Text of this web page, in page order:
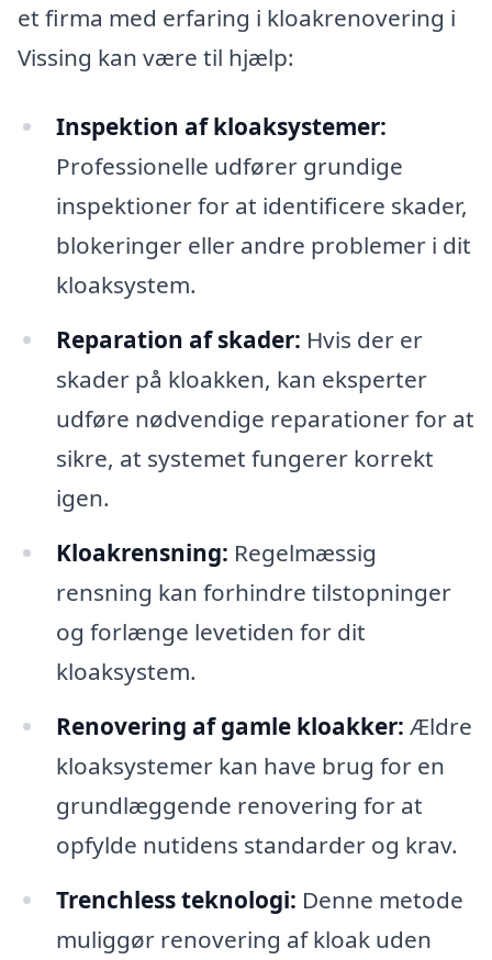
et firma med erfaring i kloakrenovering i
Vissing kan være til hjælp:
Inspektion af kloaksystemer:
Professionelle udfører grundige
inspektioner for at identificere skader,
blokeringer eller andre problemer i dit
kloaksystem.
Reparation af skader: Hvis der er
skader på kloakken, kan eksperter
udføre nødvendige reparationer for at
sikre, at systemet fungerer korrekt
igen.
Kloakrensning: Regelmæssig
rensning kan forhindre tilstopninger
og forlænge levetiden for dit
kloaksystem.
Renovering af gamle kloakker: Ældre
kloaksystemer kan have brug for en
grundlæggende renovering for at
opfylde nutidens standarder og krav.
Trenchless teknologi: Denne metode
muliggør renovering af kloak uden